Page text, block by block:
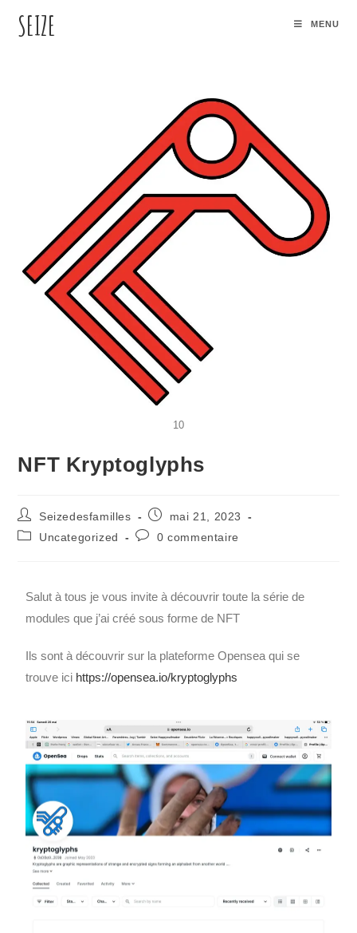
SEIZE MENU
10
NFT Kryptoglyphs
Seizedesfamilles
mai 21, 2023
Uncategorized
0 commentaire
Salut à tous je vous invite à découvrir toute la série de
modules que j’ai créé sous forme de NFT
Ils sont à découvrir sur la plateforme Opensea qui se
trouve ici https://opensea.io/kryptoglyphs